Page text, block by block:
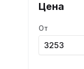
Цена
От